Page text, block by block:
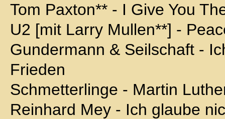
Tom Paxton** - I Give You
U2 [mit Larry Mullen**] -
Gundermann & Seilschaft -
Frieden
Schmetterlinge - Martin
Reinhard Mey - Ich glaube